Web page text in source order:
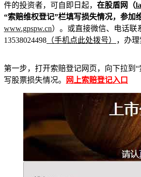
件的投资者，可自即日起， 在股盾网（
“索赔维权登记”栏填写损失情况，参加
www.gpspw.cn）。或直接微信、电话联
13538024498 （手机点此处拨号） ，办理
第一步，打开索赔登记网页，向下拉到
写股票损失情况。
网上索赔登记入口